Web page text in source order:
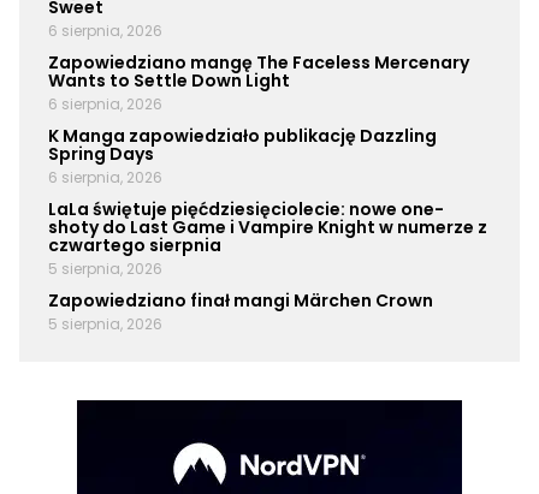
Sweet
6 sierpnia, 2026
Zapowiedziano mangę The Faceless Mercenary
Wants to Settle Down Light
6 sierpnia, 2026
K Manga zapowiedziało publikację Dazzling
Spring Days
6 sierpnia, 2026
LaLa świętuje pięćdziesięciolecie: nowe one-
shoty do Last Game i Vampire Knight w numerze z
czwartego sierpnia
5 sierpnia, 2026
Zapowiedziano finał mangi Märchen Crown
5 sierpnia, 2026